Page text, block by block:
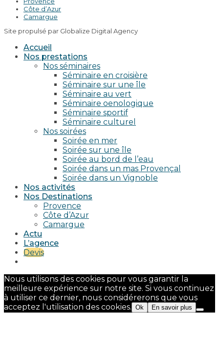
Côte d’Azur
Camargue
Site propulsé par Globalize Digital Agency
Accueil
Nos prestations
Nos séminaires
Séminaire en croisière
Séminaire sur une île
Séminaire au vert
Séminaire oenologique
Séminaire sportif
Séminaire culturel
Nos soirées
Soirée en mer
Soirée sur une île
Soirée au bord de l’eau
Soirée dans un mas Provençal
Soirée dans un Vignoble
Nos activités
Nos Destinations
Provence
Côte d’Azur
Camargue
Actu
L’agence
Devis
Nous utilisons des cookies pour vous garantir la
meilleure expérience sur notre site. Si vous continuez
à utiliser ce dernier, nous considérerons que vous
acceptez l'utilisation des cookies. Ok En savoir plus